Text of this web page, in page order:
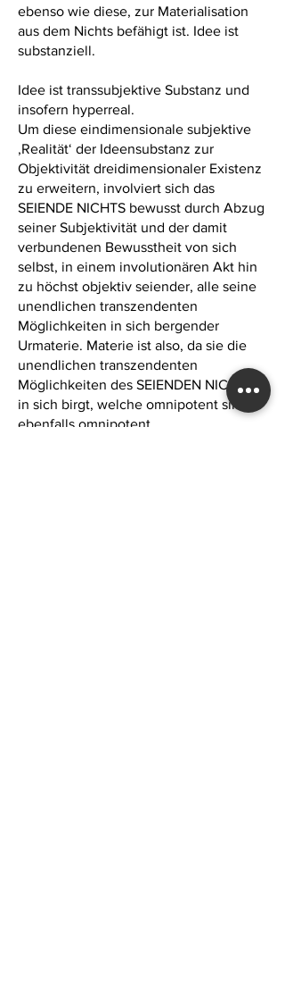
ebenso wie diese, zur Materialisation
aus dem Nichts befähigt ist. Idee ist
substanziell.
Idee ist transsubjektive Substanz und
insofern hyperreal.
Um diese eindimensionale subjektive
‚Realität‘ der Ideensubstanz zur
Objektivität dreidimensionaler Existenz
zu erweitern, involviert sich das
SEIENDE NICHTS bewusst durch Abzug
seiner Subjektivität und der damit
verbundenen Bewusstheit von sich
selbst, in einem involutionären Akt hin
zu höchst objektiv seiender, alle seine
unendlichen transzendenten
Möglichkeiten in sich bergender
Urmaterie. Materie ist also, da sie die
unendlichen transzendenten
Möglichkeiten des SEIENDEN NICHTS
in sich birgt, welche omnipotent sind,
ebenfalls omnipotent.